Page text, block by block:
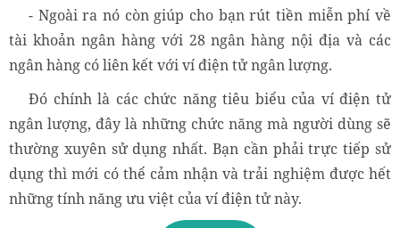
- Ngoài ra nó còn giúp cho bạn rút tiền miễn phí về
tài khoản ngân hàng với 28 ngân hàng nội địa và các
ngân hàng có liên kết với ví điện tử ngân lượng.
Đó chính là các chức năng tiêu biểu của ví điện tử
ngân lượng, đây là những chức năng mà người dùng sẽ
thường xuyên sử dụng nhất. Bạn cần phải trực tiếp sử
dụng thì mới có thể cảm nhận và trải nghiệm được hết
những tính năng ưu việt của ví điện tử này.